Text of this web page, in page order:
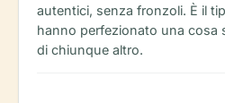
autentici, senza fronzoli. È il
hanno perfezionato una cosa
di chiunque altro.